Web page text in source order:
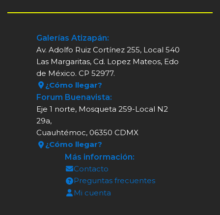
Galerías Atizapán:
Av. Adolfo Ruiz Cortínez 255, Local 540
Las Margaritas, Cd. Lopez Mateos, Edo
de México. CP 52977.
¿Cómo llegar?
Forum Buenavista:
Eje 1 norte, Mosqueta 259-Local N2
29a,
Cuauhtémoc, 06350 CDMX
¿Cómo llegar?
Más información:
Contacto
Preguntas frecuentes
Mi cuenta